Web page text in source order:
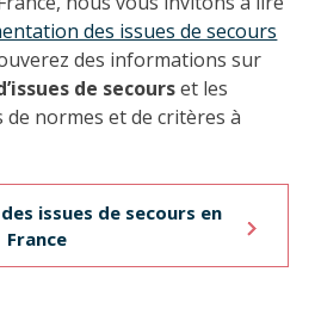
des issues de secours
des informations sur
de secourset les
normes et de critères à
issues de secours en
France